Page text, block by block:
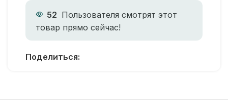
52 Пользователя смотрят этот
товар прямо сейчас!
Поделиться: